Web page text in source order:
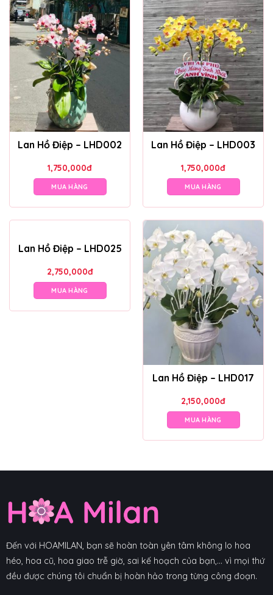
Lan Hồ Điệp – LHD002
1,750,000đ
MUA HÀNG
Lan Hồ Điệp – LHD003
1,750,000đ
MUA HÀNG
Lan Hồ Điệp – LHD025
2,750,000đ
MUA HÀNG
Lan Hồ Điệp – LHD017
2,150,000đ
MUA HÀNG
Đến với HOAMILAN, bạn sẽ hoàn toàn yên tâm không lo hoa
héo, hoa cũ, hoa giao trễ giờ, sai kế hoạch của bạn,... vì mọi thứ
đều được chúng tôi chuẩn bị hoàn hảo trong từng công đoạn.